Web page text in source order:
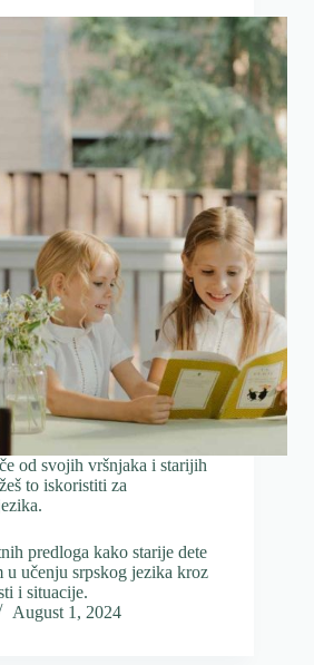
od svojih vršnjaka i starijih
to iskoristiti za
predloga kako starije dete
u učenju srpskog jezika kroz
i situacije.
August 1, 2024